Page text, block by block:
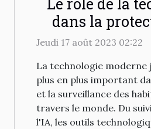
dans la
surveillance
Jeudi 17 août 2023 02:22
La technologie moderne
plus en plus important
et la surveillance des
travers le monde. Du
l'IA, les outils